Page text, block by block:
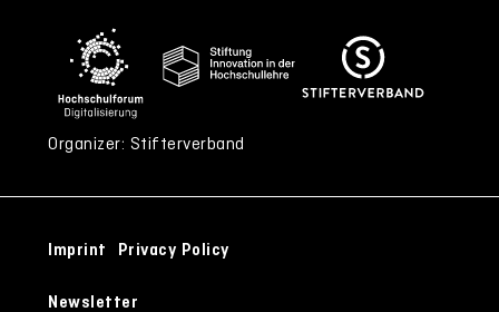
Organizer: Stifterverband
Imprint Privacy Policy
Newsletter